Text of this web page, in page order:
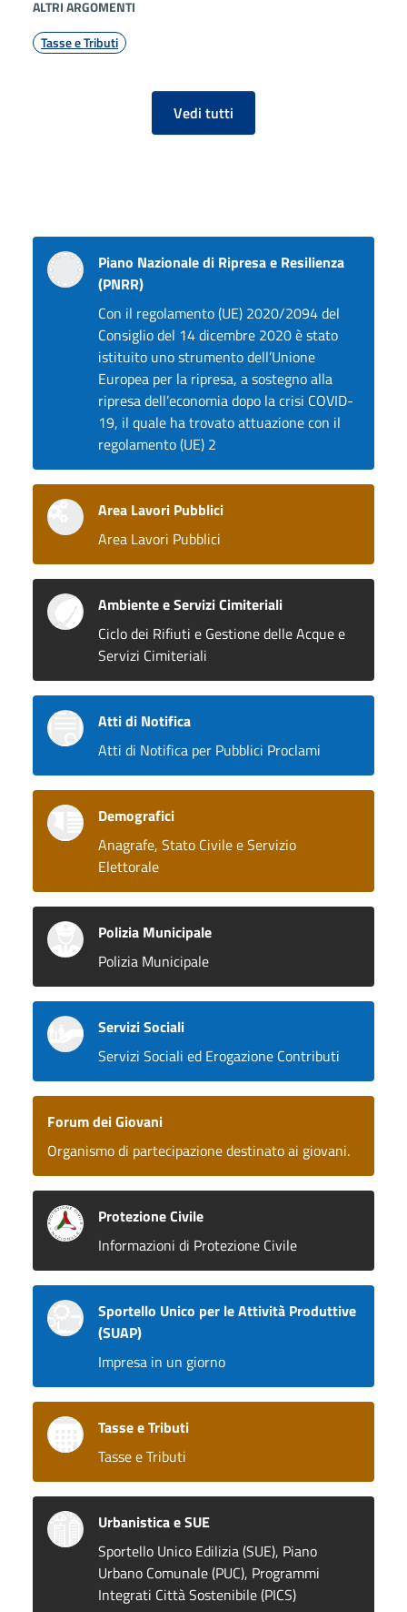
ALTRI ARGOMENTI
Tasse e Tributi
Vedi tutti
Piano Nazionale di Ripresa e Resilienza
(PNRR)
Con il regolamento (UE) 2020/2094 del
Consiglio del 14 dicembre 2020 è stato
istituito uno strumento dell’Unione
Europea per la ripresa, a sostegno alla
ripresa dell’economia dopo la crisi COVID-
19, il quale ha trovato attuazione con il
regolamento (UE) 2
Area Lavori Pubblici
Area Lavori Pubblici
Ambiente e Servizi Cimiteriali
Ciclo dei Rifiuti e Gestione delle Acque e
Servizi Cimiteriali
Atti di Notifica
Atti di Notifica per Pubblici Proclami
Demografici
Anagrafe, Stato Civile e Servizio
Elettorale
Polizia Municipale
Polizia Municipale
Servizi Sociali
Servizi Sociali ed Erogazione Contributi
Forum dei Giovani
Organismo di partecipazione destinato ai giovani.
Protezione Civile
Informazioni di Protezione Civile
Sportello Unico per le Attività Produttive
(SUAP)
Impresa in un giorno
Tasse e Tributi
Tasse e Tributi
Urbanistica e SUE
Sportello Unico Edilizia (SUE), Piano
Urbano Comunale (PUC), Programmi
Integrati Città Sostenibile (PICS)